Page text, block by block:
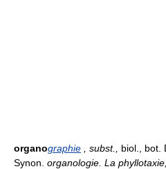
organographie , subst.
biol., bot.
Synon. organologie. La